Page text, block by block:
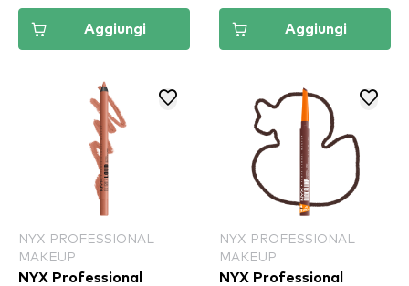
Aggiungi Aggiungi
NYX PROFESSIONAL
MAKEUP
NYX Professional
NYX PROFESSIONAL
MAKEUP
NYX Professional